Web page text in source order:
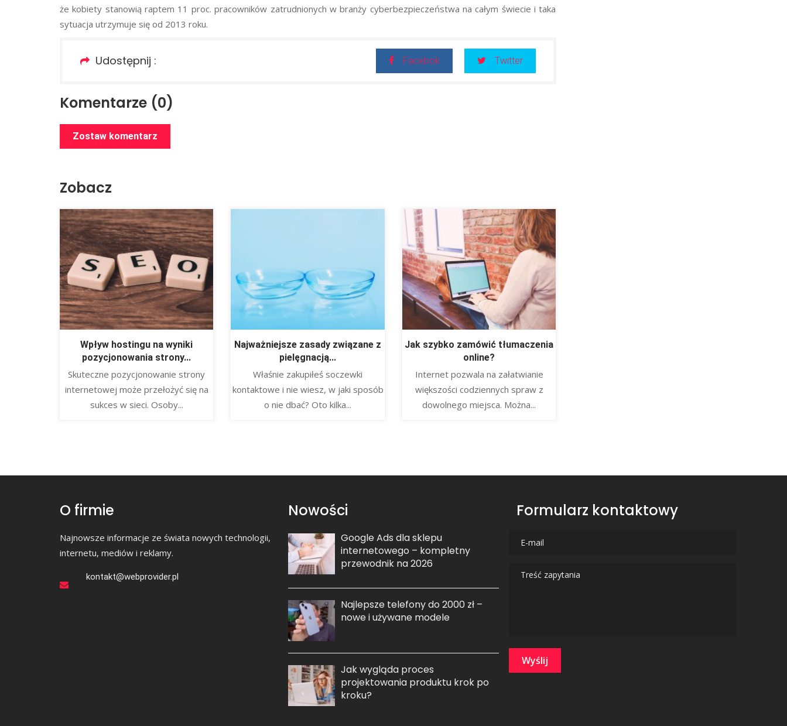
że kobiety stanowią raptem 11 proc. pracowników zatrudnionych w branży cyberbezpieczeństwa na całym świecie i taka
sytuacja utrzymuje się od 2013 roku.
Udostępnij : Facebok Twitter
Komentarze (0)
Zostaw komentarz
Zobacz
Wpływ hostingu na wyniki
pozycjonowania strony...
Skuteczne pozycjonowanie strony
internetowej może przełożyć się na
sukces w sieci. Osoby...
Najważniejsze zasady związane z
pielęgnacją...
Właśnie zakupiłeś soczewki
kontaktowe i nie wiesz, w jaki sposób
o nie dbać? Oto kilka...
Jak szybko zamówić tłumaczenia
online?
Internet pozwala na załatwianie
większości codziennych spraw z
dowolnego miejsca. Można...
O firmie
Najnowsze informacje ze świata nowych technologii,
internetu, mediów i reklamy.
kontakt@webprovider.pl
Nowości
Google Ads dla sklepu
internetowego – kompletny
przewodnik na 2026
Najlepsze telefony do 2000 zł –
nowe i używane modele
Jak wygląda proces
projektowania produktu krok po
kroku?
Formularz kontaktowy
Wyślij